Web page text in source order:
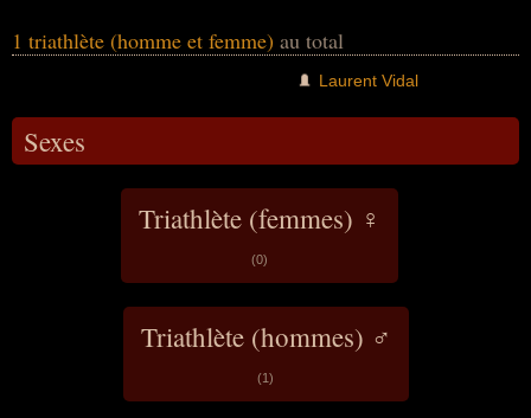
1 triathlète (homme et femme) au total
Laurent Vidal
Sexes
Triathlète (femmes) ♀
(0)
Triathlète (hommes) ♂
(1)